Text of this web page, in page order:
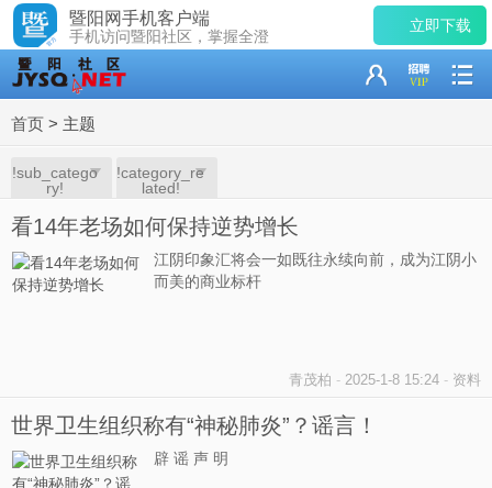
暨阳网手机客户端
手机访问暨阳社区，掌握全澄
立即下载
首页 > 主题
!sub_catego
ry!
!category_re
lated!
看14年老场如何保持逆势增长
江阴印象汇将会一如既往永续向前，成为江阴小
而美的商业标杆
青茂柏 - 2025-1-8 15:24 - 资料
世界卫生组织称有“神秘肺炎”？谣言！
辟 谣 声 明